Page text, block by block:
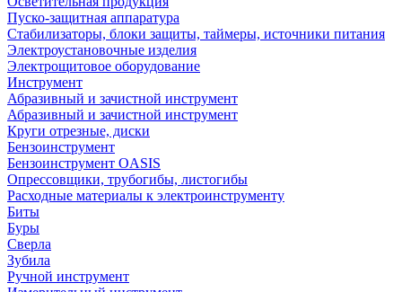
Пуско-защитная аппаратура
Стабилизаторы, блоки защиты, таймеры, источники питания
Электроустановочные изделия
Электрощитовое оборудование
Инструмент
Абразивный и зачистной инструмент
Абразивный и зачистной инструмент
Круги отрезные, диски
Бензоинструмент
Бензоинструмент OASIS
Опрессовщики, трубогибы, листогибы
Расходные материалы к электроинструменту
Биты
Буры
Сверла
Зубила
Ручной инструмент